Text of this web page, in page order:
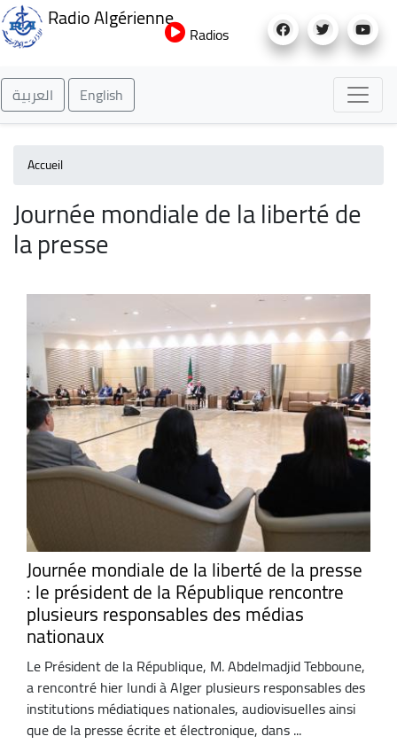
au
Radio Algérienne
Radios
العربية English
Accueil
Journée mondiale de la liberté de
la presse
Journée mondiale de la liberté de la presse
: le président de la République rencontre
plusieurs responsables des médias
nationaux
Le Président de la République, M. Abdelmadjid Tebboune,
a rencontré hier lundi à Alger plusieurs responsables des
institutions médiatiques nationales, audiovisuelles ainsi
que de la presse écrite et électronique, dans ...